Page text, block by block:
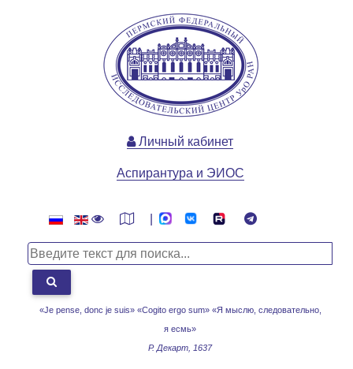
«Je pense, donc je suis» «Cogito ergo sum» «Я мыслю, следовательно,
я есмь»
Р. Декарт, 1637
Личный кабинет
Аспирантура и ЭИОС